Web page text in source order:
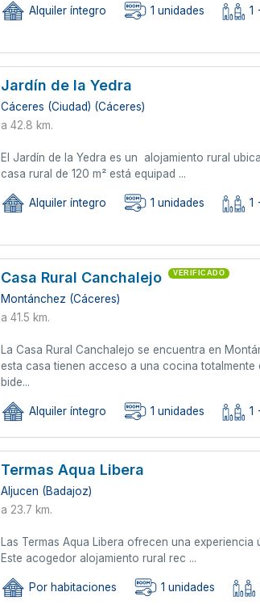
Alquiler íntegro 1 unidades 1
Jardín de la Yedra
Cáceres (Ciudad) (Cáceres)
a 42.8 km.
El Jardín de la Yedra es un alojamiento rural
casa rural de 120 m² está equipad ...
Alquiler íntegro 1 unidades 1
Casa Rural Canchalejo VERIFICADO
Montánchez (Cáceres)
a 41.5 km.
La Casa Rural Canchalejo se encuentra en
esta casa tienen acceso a una cocina
bide...
Alquiler íntegro 1 unidades 1
Termas Aqua Libera
Aljucen (Badajoz)
a 23.7 km.
Las Termas Aqua Libera ofrecen una
Este acogedor alojamiento rural rec ...
Por habitaciones 1 unidades